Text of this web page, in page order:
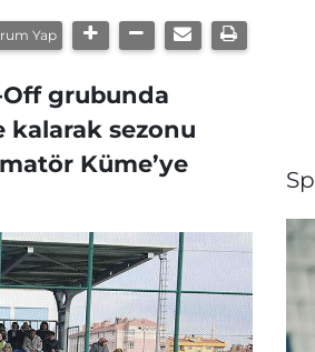
Yap
Off grubunda
kalarak sezonu
Küme’ye